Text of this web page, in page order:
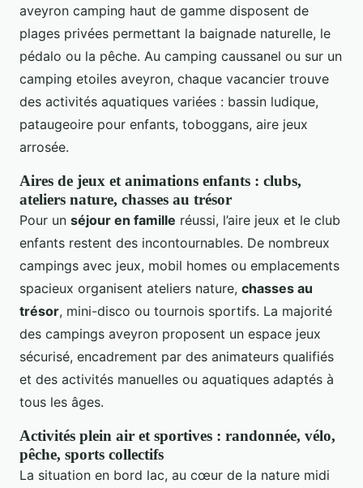
aveyron camping haut de gamme disposent de
plages privées permettant la baignade naturelle, le
pédalo ou la pêche. Au camping caussanel ou sur un
camping etoiles aveyron, chaque vacancier trouve
des activités aquatiques variées : bassin ludique,
pataugeoire pour enfants, toboggans, aire jeux
arrosée.
Aires de jeux et animations enfants : clubs,
ateliers nature, chasses au trésor
Pour un séjour en famille réussi, l’aire jeux et le club
enfants restent des incontournables. De nombreux
campings avec jeux, mobil homes ou emplacements
spacieux organisent ateliers nature, chasses au
trésor, mini-disco ou tournois sportifs. La majorité
des campings aveyron proposent un espace jeux
sécurisé, encadrement par des animateurs qualifiés
et des activités manuelles ou aquatiques adaptés à
tous les âges.
Activités plein air et sportives : randonnée, vélo,
pêche, sports collectifs
La situation en bord lac, au cœur de la nature midi